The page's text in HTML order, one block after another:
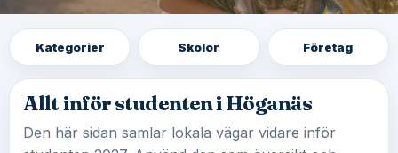
Kategorier Skolor Företag
Allt inför studenten i Höganäs
Den här sidan samlar lokala vägar vidare inför